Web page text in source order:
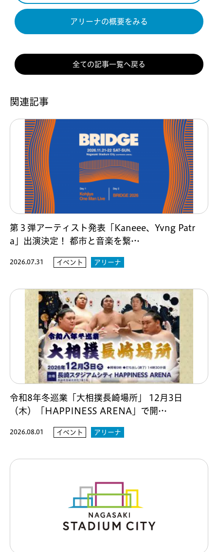
アリーナの概要をみる
全ての記事一覧へ戻る
関連記事
第３弾アーティスト発表「Kaneee、Yvng Patr
a」出演決定！ 都市と音楽を繋…
2026.07.31 イベント アリーナ
令和8年冬巡業「大相撲長崎場所」 12月3日
（木）「HAPPINESS ARENA」で開…
2026.08.01 イベント アリーナ